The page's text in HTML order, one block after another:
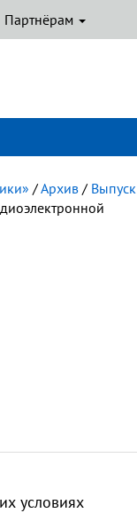
Партнёрам
/Архив / Выпуск
условиях